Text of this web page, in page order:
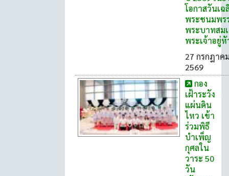
โอกาสวันเฉ
พระชนมพร
พระบาทสม
พระเจ้าอยู่หั
27 กรกฎาค
2569
กอง
เฝ้าระวัง
แผ่นดิน
ไหว เข้า
ร่วมพิธี
บำเพ็ญ
กุศลใน
วาระ 50
วัน